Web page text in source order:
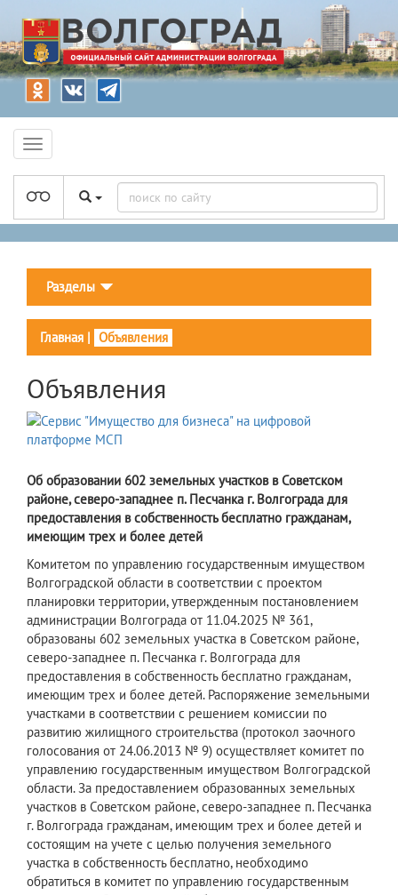
Разделы
Главная | Объявления
Объявления
Об образовании 602 земельных участков в Советском
районе, северо-западнее п. Песчанка г. Волгограда для
предоставления в собственность бесплатно гражданам,
имеющим трех и более детей
Комитетом по управлению государственным имуществом
Волгоградской области в соответствии с проектом
планировки территории, утвержденным постановлением
администрации Волгограда от 11.04.2025 № 361,
образованы 602 земельных участка в Советском районе,
северо-западнее п. Песчанка г. Волгограда для
предоставления в собственность бесплатно гражданам,
имеющим трех и более детей. Распоряжение земельными
участками в соответствии с решением комиссии по
развитию жилищного строительства (протокол заочного
голосования от 24.06.2013 № 9) осуществляет комитет по
управлению государственным имуществом Волгоградской
области. За предоставлением образованных земельных
участков в Советском районе, северо-западнее п. Песчанка
г. Волгограда гражданам, имеющим трех и более детей и
состоящим на учете с целью получения земельного
участка в собственность бесплатно, необходимо
обратиться в комитет по управлению государственным